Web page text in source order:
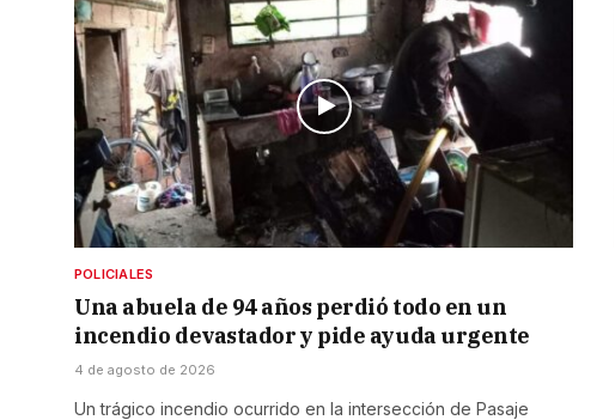
POLICIALES
Una abuela de 94 años perdió todo en un
incendio devastador y pide ayuda urgente
4 de agosto de 2026
Un trágico incendio ocurrido en la intersección de Pasaje